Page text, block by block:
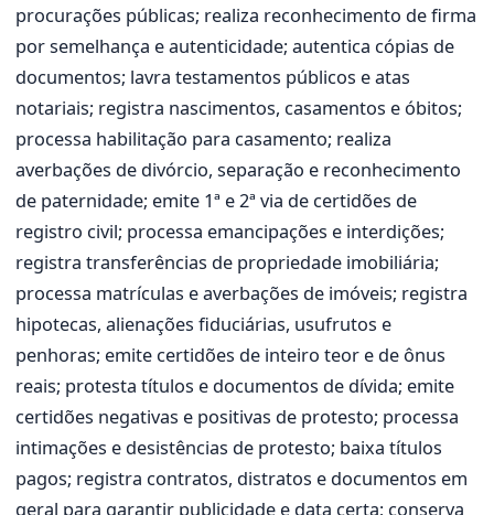
procurações públicas; realiza reconhecimento de firma
por semelhança e autenticidade; autentica cópias de
documentos; lavra testamentos públicos e atas
notariais; registra nascimentos, casamentos e óbitos;
processa habilitação para casamento; realiza
averbações de divórcio, separação e reconhecimento
de paternidade; emite 1ª e 2ª via de certidões de
registro civil; processa emancipações e interdições;
registra transferências de propriedade imobiliária;
processa matrículas e averbações de imóveis; registra
hipotecas, alienações fiduciárias, usufrutos e
penhoras; emite certidões de inteiro teor e de ônus
reais; protesta títulos e documentos de dívida; emite
certidões negativas e positivas de protesto; processa
intimações e desistências de protesto; baixa títulos
pagos; registra contratos, distratos e documentos em
geral para garantir publicidade e data certa; conserva